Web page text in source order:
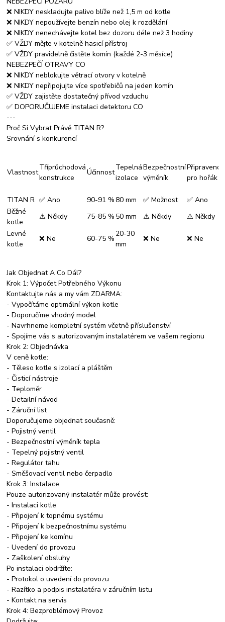
❌ NIKDY neskladujte palivo blíže než 1,5 m od kotle
❌ NIKDY nepoužívejte benzín nebo olej k rozdělání
❌ NIKDY nenechávejte kotel bez dozoru déle než 3 hodiny
✅ VŽDY mějte v kotelně hasicí přístroj
✅ VŽDY pravidelně čistěte komín (každé 2-3 měsíce)
NEBEZPEČÍ OTRAVY CO
❌ NIKDY neblokujte větrací otvory v kotelně
❌ NIKDY nepřipojujte více spotřebičů na jeden komín
✅ VŽDY zajistěte dostatečný přívod vzduchu
✅ DOPORUČUJEME instalaci detektoru CO
---
Proč Si Vybrat Právě TITAN R?
Srovnání s konkurencí
Vlastnost
Tříprůchodová
konstrukce
Účinnost
Tepelná
izolace
Bezpečnostní
výměník
pro hořák
TITAN R ✅ Ano 90-91 % 80 mm ✅ Možnost
✅ Ano
Běžné
kotle
⚠️ Někdy 75-85 % 50 mm ⚠️ Někdy
⚠️ Někdy
Levné
kotle
❌ Ne 60-75 %
20-30
mm
❌ Ne ❌ Ne
Jak Objednat A Co Dál?
Krok 1: Výpočet Potřebného Výkonu
Kontaktujte nás a my vám ZDARMA:
- Vypočítáme optimální výkon kotle
- Doporučíme vhodný model
- Navrhneme kompletní systém včetně příslušenství
- Spojíme vás s autorizovaným instalatérem ve vašem regionu
Krok 2: Objednávka
V ceně kotle:
- Těleso kotle s izolací a pláštěm
- Čisticí nástroje
- Teploměr
- Detailní návod
- Záruční list
Doporučujeme objednat současně:
- Pojistný ventil
- Bezpečnostní výměník tepla
- Tepelný pojistný ventil
- Regulátor tahu
- Směšovací ventil nebo čerpadlo
Krok 3: Instalace
Pouze autorizovaný instalatér může provést:
- Instalaci kotle
- Připojení k topnému systému
- Připojení k bezpečnostnímu systému
- Připojení ke komínu
- Uvedení do provozu
- Zaškolení obsluhy
Po instalaci obdržíte:
- Protokol o uvedení do provozu
- Razítko a podpis instalatéra v záručním listu
- Kontakt na servis
Krok 4: Bezproblémový Provoz